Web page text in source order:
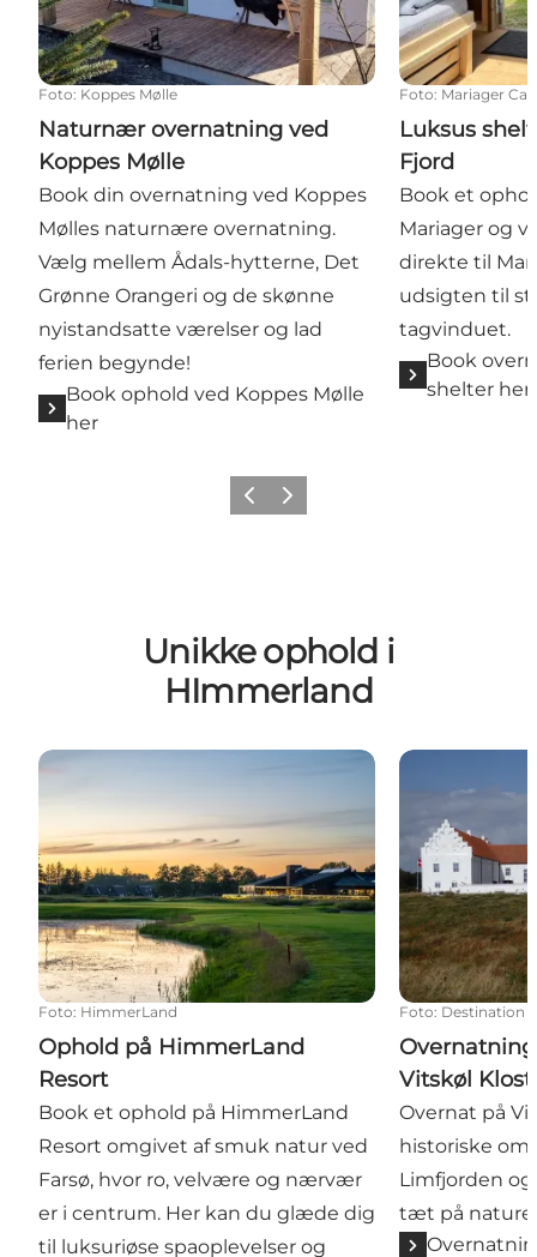
Foto: Koppes Mølle
Naturnær overnatning ved
Koppes Mølle
Book din overnatning ved Koppes
Mølles naturnære overnatning.
Vælg mellem Ådals-hytterne, Det
Grønne Orangeri og de skønne
nyistandsatte værelser og lad
ferien begynde!
Book ophold ved Koppes Mølle
her
Foto: Mariager
Luksus
Fjord
Book et
Mariager og
direkte til
udsigten til
tagvinduet.
Book
shelter her
Forrige billede
Næste billede
Unikke ophold i
HImmerland
Ophold på HimmerLand Resort
Foto: HimmerLand
Ophold på HimmerLand
Resort
Book et ophold på HimmerLand
Resort omgivet af smuk natur ved
Farsø, hvor ro, velvære og nærvær
er i centrum. Her kan du glæde dig
til luksuriøse spaoplevelser og
Overnatning
Foto: Destination
Vitskøl
Overnat på
historiske
Limfjorden
tæt på